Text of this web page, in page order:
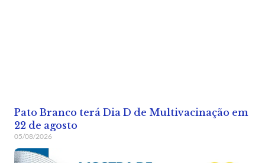
Pato Branco terá Dia D de Multivacinação em
22 de agosto
05/08/2026